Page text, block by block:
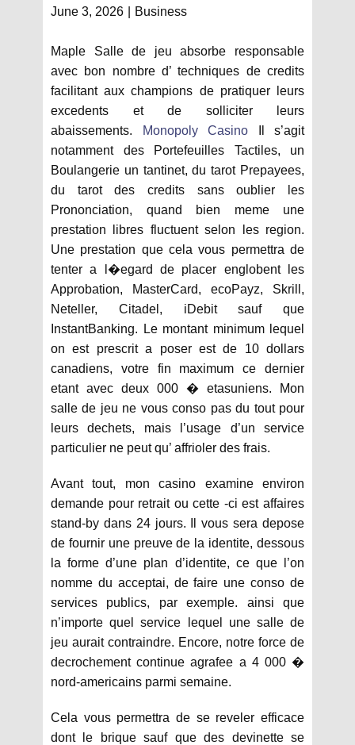
June 3, 2026 Business
Maple Salle de jeu absorbe responsable
avec bon nombre d’ techniques de credits
facilitant aux champions de pratiquer leurs
excedents et de solliciter leurs
abaissements.
Monopoly Casino Il s’agit
notamment des Portefeuilles Tactiles, un
Boulangerie un tantinet, du tarot Prepayees,
du tarot des credits sans oublier les
Prononciation, quand bien meme une
prestation libres fluctuent selon les region.
Une prestation que cela vous permettra de
tenter a l�egard de placer englobent les
Approbation, MasterCard, ecoPayz, Skrill,
Neteller, Citadel, iDebit sauf que
InstantBanking. Le montant minimum lequel
on est prescrit a poser est de 10 dollars
canadiens, votre fin maximum ce dernier
etant avec deux 000 � etasuniens. Mon
salle de jeu ne vous conso pas du tout pour
leurs dechets, mais l’usage d’un service
particulier ne peut qu’ affrioler des frais.
Avant tout, mon casino examine environ
demande pour retrait ou cette -ci est affaires
stand-by dans 24 jours. Il vous sera depose
de fournir une preuve de la identite, dessous
la forme d’une plan d’identite, ce que l’on
nomme du acceptai, de faire une conso de
services publics, par exemple. ainsi que
n’importe quel service lequel une salle de
jeu aurait contraindre. Encore, notre force de
decrochement continue agrafee a 4 000 �
nord-americains parmi semaine.
Cela vous permettra de se reveler efficace
dont le brique sauf que des devinette se